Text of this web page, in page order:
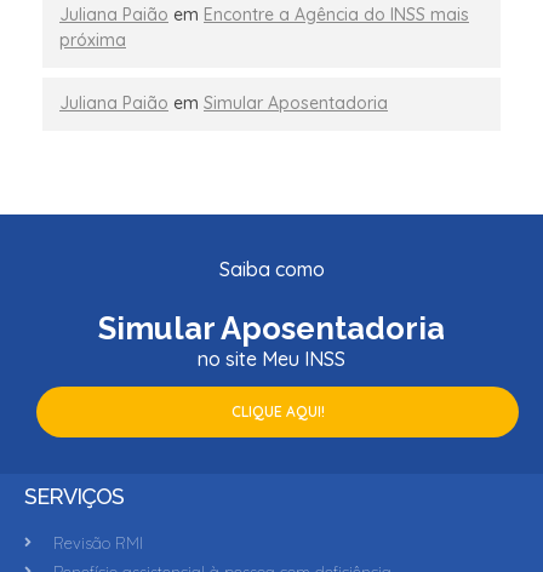
Juliana Paião em Encontre a Agência do INSS mais
próxima
Juliana Paião em Simular Aposentadoria
Saiba como
Simular Aposentadoria
no site Meu INSS
CLIQUE AQUI!
SERVIÇOS
Revisão RMI